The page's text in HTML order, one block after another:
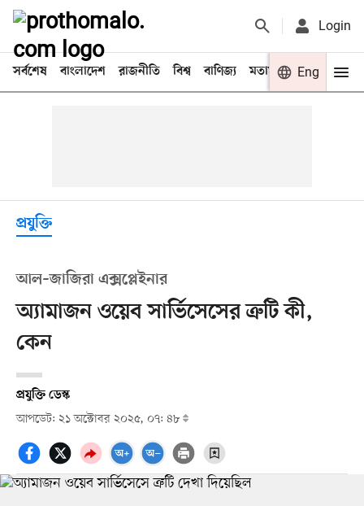
Login
সর্বশেষ বাংলাদেশ রাজনীতি বিশ্ব বাণিজ্য মতামত খেলা
Eng
প্রযুক্তি
আল–জাজিরা এক্সপ্লেইনার
অ্যামাজন ওয়েব সার্ভিসেসের ত্রুটি কী,
কেন
প্রযুক্তি ডেস্ক
আপডেট: ২১ অক্টোবর ২০২৫, ০৭: ৪৮